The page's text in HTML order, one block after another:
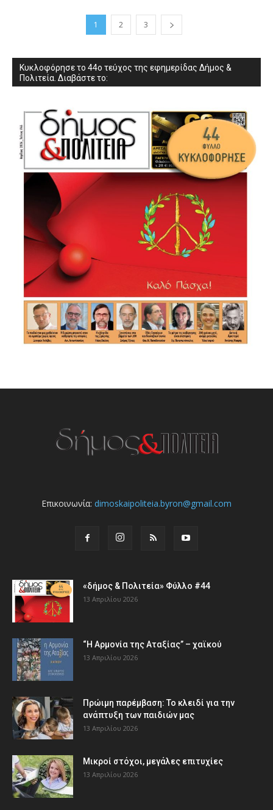
1 2 3
Κυκλοφόρησε το 44ο τεύχος της εφημερίδας Δήμος &
Πολιτεία. Διαβάστε το:
Επικοινωνία: dimoskaipoliteia.byron@gmail.com
«δήμος & Πολιτεία» Φύλλο #44
13 Απριλίου 2026
“Η Αρμονία της Αταξίας” – χαϊκού
13 Απριλίου 2026
Πρώιμη παρέμβαση: Το κλειδί για την
ανάπτυξη των παιδιών µας
13 Απριλίου 2026
Μικροί στόχοι, μεγάλες επιτυχίες
13 Απριλίου 2026